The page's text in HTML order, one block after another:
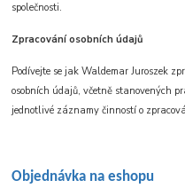
společnosti.
Zpracování osobních údajů
Podívejte se jak Waldemar Juroszek
osobních údajů, včetně stanovených
jednotlivé záznamy činností o
Objednávka na eshopu